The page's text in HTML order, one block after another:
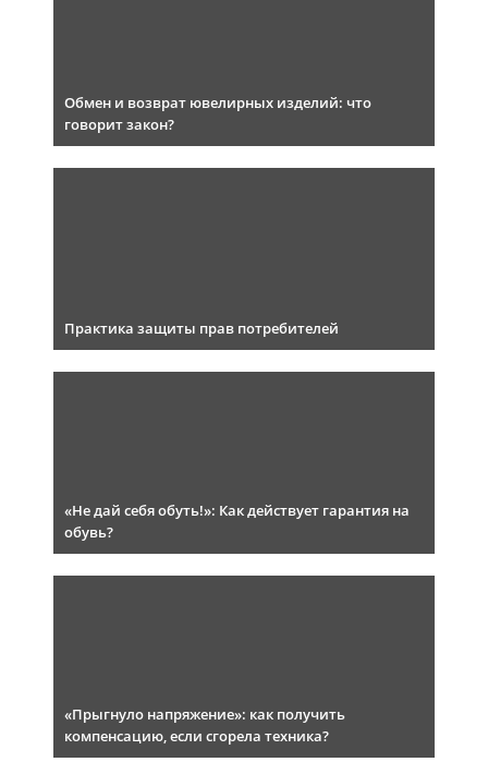
Обмен и возврат ювелирных изделий: что
говорит закон?
Практика защиты прав потребителей
«Не дай себя обуть!»: Как действует гарантия на
обувь?
«Прыгнуло напряжение»: как получить
компенсацию, если сгорела техника?